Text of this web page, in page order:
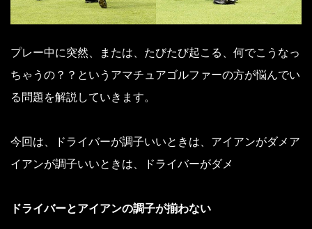
プレー中に突然、または、たびたび起こる、何でこうなっ
ちゃうの？？というアマチュアゴルファーの方が悩んでい
る問題を解説していきます。
今回は、ドライバーが調子いいときは、アイアンがダメア
イアンが調子いいときは、ドライバーがダメ
ドライバーとアイアンの調子が揃わない